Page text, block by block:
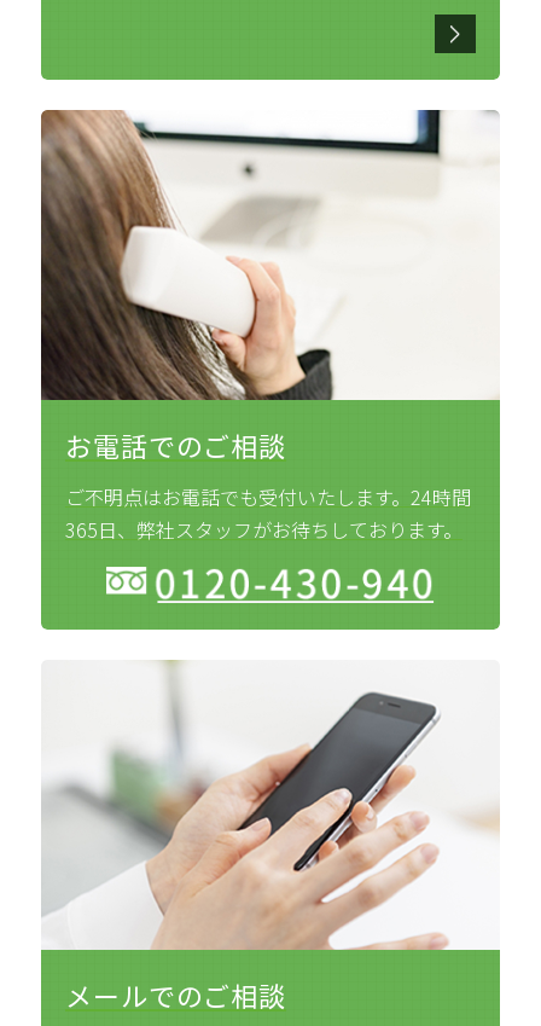
お電話でのご相談
ご不明点はお電話でも受付いたします。24時間
365日、弊社スタッフがお待ちしております。
メールでのご相談